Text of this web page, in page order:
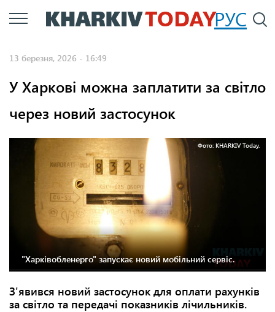
Перейти
до
РУС
13 березня, 2026 - 16:49
У Харкові можна заплатити за світло
через новий застосунок
Фото: KHARKIV Today.
"Харківобленерго" запускає новий мобільний сервіс.
З'явився новий застосунок для оплати рахунків
за світло та передачі показників лічильників.